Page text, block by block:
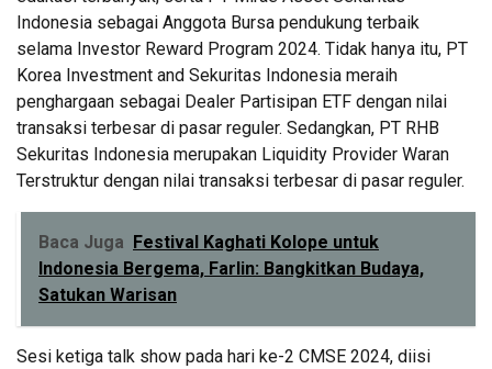
Indonesia sebagai Anggota Bursa pendukung terbaik
selama Investor Reward Program 2024. Tidak hanya itu, PT
Korea Investment and Sekuritas Indonesia meraih
penghargaan sebagai Dealer Partisipan ETF dengan nilai
transaksi terbesar di pasar reguler. Sedangkan, PT RHB
Sekuritas Indonesia merupakan Liquidity Provider Waran
Terstruktur dengan nilai transaksi terbesar di pasar reguler.
Baca Juga
Festival Kaghati Kolope untuk
Indonesia Bergema, Farlin: Bangkitkan Budaya,
Satukan Warisan
Sesi ketiga talk show pada hari ke-2 CMSE 2024, diisi